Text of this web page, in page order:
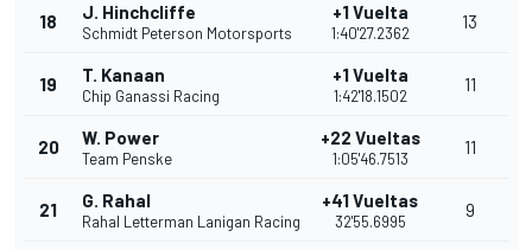
18 J. Hinchcliffe
Schmidt Peterson Motorsports
+1 Vuelta
1:40'27.2362
13
19 T. Kanaan
Chip Ganassi Racing
+1 Vuelta
1:42'18.1502
11
20 W. Power
Team Penske
+22 Vueltas
1:05'46.7513
11
21 G. Rahal
Rahal Letterman Lanigan Racing
+41 Vueltas
32'55.6995
9